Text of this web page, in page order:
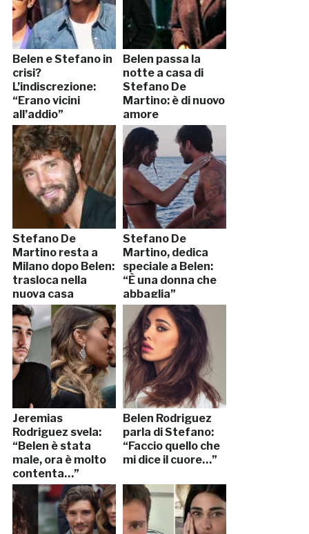
Belen e Stefano in
crisi?
L’indiscrezione:
“Erano vicini
all’addio”
Belen passa la
notte a casa di
Stefano De
Martino: è di nuovo
amore
Stefano De
Martino resta a
Milano dopo Belen:
trasloca nella
nuova casa
Stefano De
Martino, dedica
speciale a Belen:
“È una donna che
abbaglia”
Jeremias
Rodriguez svela:
“Belen è stata
male, ora è molto
contenta…”
Belen Rodriguez
parla di Stefano:
“Faccio quello che
mi dice il cuore…”